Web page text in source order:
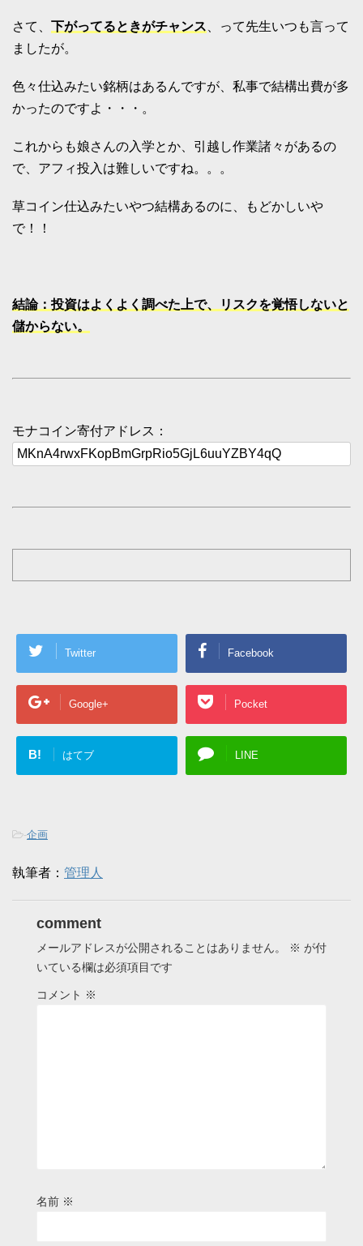
さて、 下がってるときがチャンス 、って先生いつも言って
ましたが。
色々仕込みたい銘柄はあるんですが、私事で結構出費が多
かったのですよ・・・。
これからも娘さんの入学とか、引越し作業諸々があるの
で、アフィ投入は難しいですね。。。
草コイン仕込みたいやつ結構あるのに、もどかしいや
で！！
結論：投資はよくよく調べた上で、リスクを覚悟しないと
儲からない。
モナコイン寄付アドレス：
Twitter Facebook
Google+ Pocket
B! はてブ LINE
-企画
執筆者： 管理人
comment
メールアドレスが公開されることはありません。 ※ が付
いている欄は必須項目です
コメント ※
名前 ※